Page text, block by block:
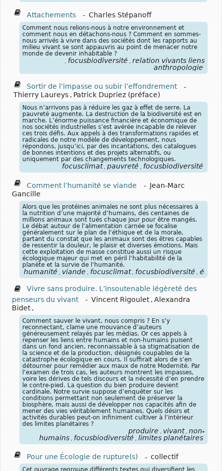
Attachements - Charles Stépanoff
Comment nous relions-nous à notre environnement et
comment nous en détachons-nous ? Comment en sommes-
nous arrivés à vivre dans des sociétés dont les rapports au
milieu vivant se sont appauvris au point de menacer notre
monde de devenir inhabitable ?
focusbiodiversité
relation vivants liens
anthropologie
Sortir de l’impasse ou subir l’effondrement
-
Thierry Laureys , Patrick Dupriez (préface)
Nous n’arrivons pas à réduire les gaz à effet de serre. La
pauvreté augmente. La destruction de la biodiversité est en
marche. L’énorme puissance financière et économique de
nos sociétés industrielles s’est avérée incapable de relever
ces trois défis. Aux appels à des transformations rapides et
radicales de notre modèle de développement, nous
répondons, jusqu’ici, par des incantations, des catalogues
de bonnes intentions et des projets alternatifs, ou
uniquement par des changements technologiques.
focusclimat , pauvreté , focusbiodiversité
Comment l’humanité se viande - Jean-Marc
Gancille
Alors que les protéines animales ne sont plus nécessaires à
la nutrition d’une majorité d’humains, des centaines de
millions animaux sont tués chaque jour pour être mangés.
Le débat autour de l’alimentation carnée se focalise
généralement sur le plan de l’éthique et de la morale,
partant du constat que les animaux sont des êtres capables
de ressentir la douleur, le plaisir et diverses émotions. Mais
cette exploitation de masse constitue aussi un risque
écologique majeur qui met en péril l’habitabilité de la
planète et la survie de l’humanité.
humanité viande focusclimat focusbiodiversité
Vivre sans produire. L’insoutenable légèreté des
penseurs du vivant
- Vincent Rigoulet , Alexandra
Bidet ,
Comment sauver le vivant, nous compris ? En s’y
reconnectant, clame une mouvance d’auteurs
généreusement relayés par les médias. Or ces appels à
repenser les liens entre humains et non-humains puisent
dans un fond ancien, reconnaissable à sa stigmatisation de
la science et de la production, désignés coupables de la
catastrophe écologique en cours. Il suffirait alors de s’en
détourner pour remédier aux maux de notre Modernité. Par
l’examen de trois cas, les auteurs montrent les impasses,
voire les dérives de tels discours et la nécessité d’en prendre
le contre-pied. La question du bien produire devient
cardinale. Notre survie suppose d’enquêter sur les
conditions permettant non seulement de préserver la
biosphère, mais aussi de développer nos capacités afin de
mener des vies véritablement humaines. Quels désirs et
activités durables peut-on infiniment cultiver à l’intérieur
des limites planétaires ?
produire vivant non-
humains
focusbiodiversité limites planétaires
Pour une Écologie de rupture(s) - collectif